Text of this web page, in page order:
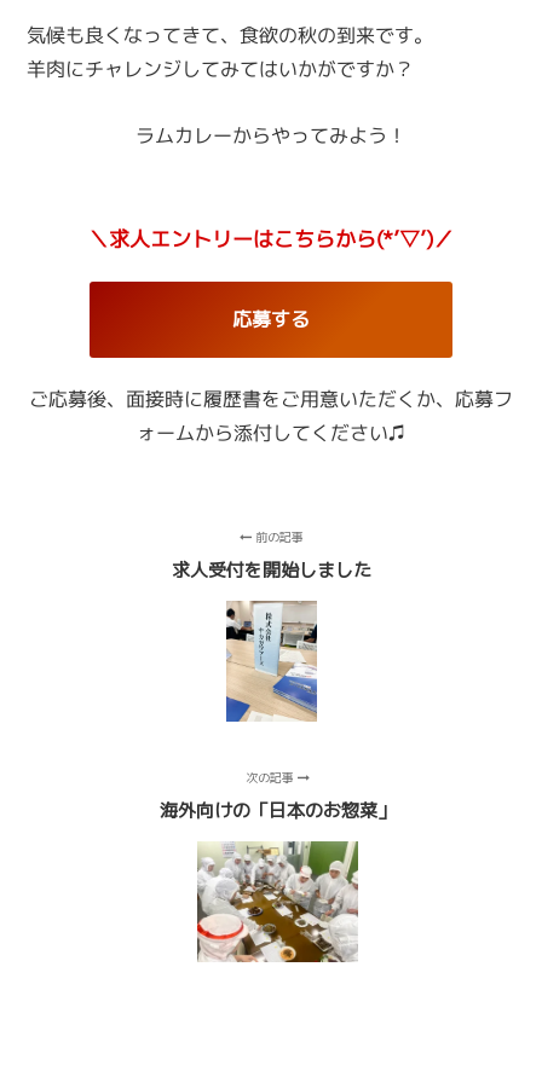
気候も良くなってきて、食欲の秋の到来です。
羊肉にチャレンジしてみてはいかがですか？
ラムカレーからやってみよう！
＼求人エントリーはこちらから(*’▽’)／
応募する
ご応募後、面接時に履歴書をご用意いただくか、応募フ
ォームから添付してください♫
前の記事
求人受付を開始しました
次の記事
海外向けの「日本のお惣菜」